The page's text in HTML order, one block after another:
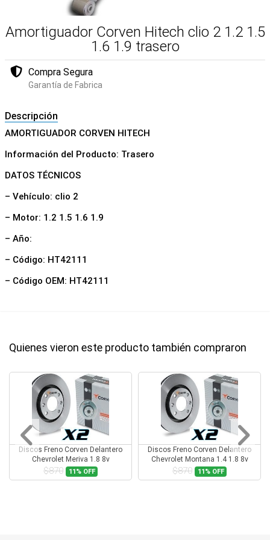
Amortiguador Corven Hitech clio 2 1.2 1.5
1.6 1.9 trasero
Compra Segura
Garantía de Fabrica
Descripción
AMORTIGUADOR CORVEN HITECH
Información del Producto: Trasero
DATOS TÉCNICOS
– Vehículo: clio 2
– Motor: 1.2 1.5 1.6 1.9
– Año:
– Código: HT42111
– Código OEM: HT42111
Quienes vieron este producto también compraron
Discos Freno Corven Delantero
Chevrolet Meriva 1.8 8v
$870 11% OFF
Discos Freno Corven Delantero
Chevrolet Montana 1.4 1.8 8v
$870 11% OFF